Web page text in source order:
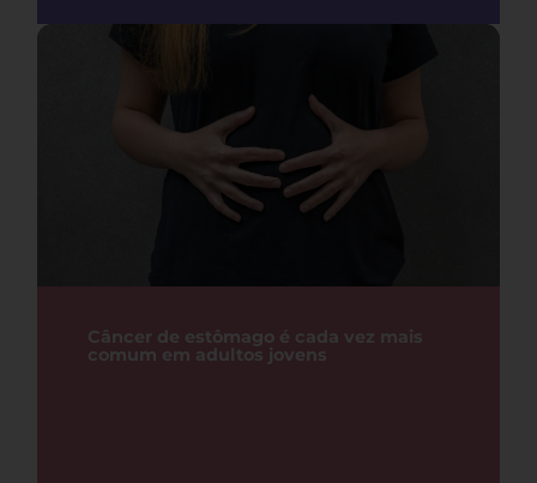
Câncer de estômago é cada vez mais
comum em adultos jovens